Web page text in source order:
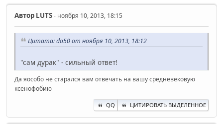
Автор LUTS- ноября 10, 2013, 18:15
Цитата: do50 от ноября 10, 2013, 18:12
"сам дурак" - сильный ответ!
Да яособо не старался вам отвечать на вашу средневековую
ксенофобию
QQ ЦИТИРОВАТЬ ВЫДЕЛЕННОЕ